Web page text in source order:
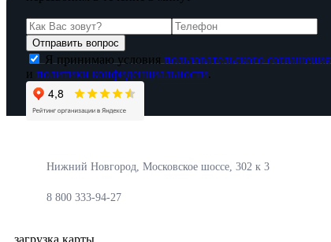
Я принимаю условия пользовательского соглашения
и политики конфиденциальности.
Нижний Новгород, Московское шоссе, 302 к 3
8 800 333-94-27
загрузка карты...